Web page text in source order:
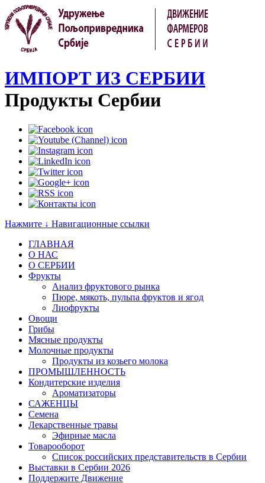
ИМПОРТ ИЗ СЕРБИИ
Продукты Сербии
Нажмите ↓ Навигационные ссылки
ГЛАВНАЯ
О НАС
O СЕРБИИ
Фрукты
Анализ фруктового рынка
Пюре, мякоть, пульпа фруктов и ягод
Лиофрукты
Овощи
Грибы
Мясные продукты
Молочные продукты
Продукты из козьего молока
ПРОМЫШЛЕННОСТЬ
Кондитерские изделия
Ароматизаторы
САЖЕНЦЫ
Семена
Лекарственные травы
Эфирные масла
Товарооборот
Список российских представительств в Сербии
Выставки в Сербии 2026
Поддержите Движение